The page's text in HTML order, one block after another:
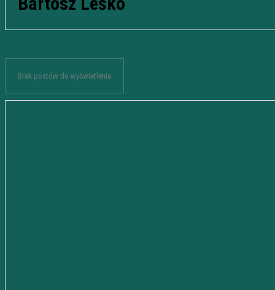
Brak postów do wyświetlenia